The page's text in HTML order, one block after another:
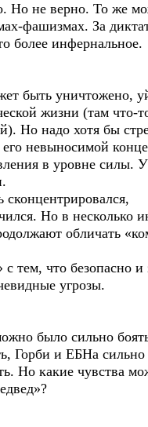
Но не верно. То же
фашизмах. За
более инфернальное.
быть уничтожено,
жизни (там что-
Но надо хотя бы
его невыносимой
в уровне силы.
сконцентрировался,
Но в несколько
обличать
с тем, что безопасно
угрозы.
было сильно
Горби и ЕБНа сильно
Но какие чувства